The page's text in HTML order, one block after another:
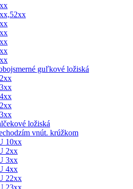
guľkové ložiská
ložiská
vnút. krúžkom
10xx
2xx
3xx
4xx
22xx
23xx